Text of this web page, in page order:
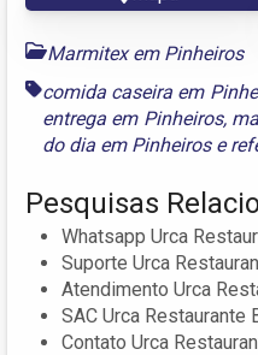
Marmitex em Pinheiros
comida caseira em
entrega em Pinheiros,
do dia em Pinheirose
Pesquisas
Whatsapp Urca
Suporte Urca
Atendimento Urca
SAC Urca Restaurante
Contato Urca